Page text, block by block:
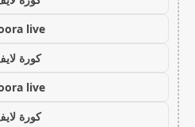
live
كورة
live
كورة